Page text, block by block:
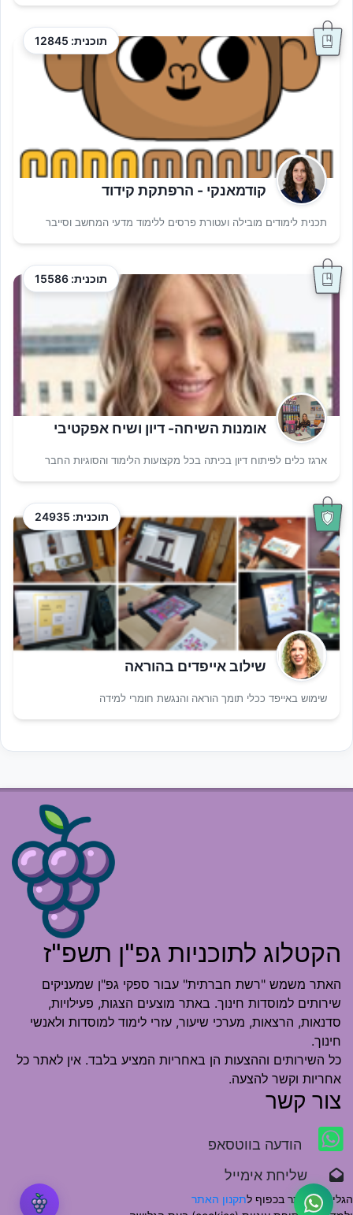
תוכנית: 12845
קודמאנקי - הרפתקת קידוד
תכנית לימודים מובילה ועטורת פרסים ללימוד מדעי המחשב וסייבר
תוכנית: 15586
אומנות השיחה- דיון ושיח אפקטיבי
ארגז כלים לפיתוח דיון בכיתה בכל מקצועות הלימוד והסוגיות החבר
תוכנית: 24935
שילוב אייפדים בהוראה
שימוש באייפד ככלי תומך הוראה והנגשת חומרי למידה
הקטלוג לתוכניות גפ"ן תשפ"ז
האתר משמש "רשת חברתית" עבור ספקי גפ"ן שמעניקים
שירותים למוסדות חינוך. באתר מוצעים הצגות, פעילויות,
סדנאות, הרצאות, מערכי שיעור, עזרי לימוד למוסדות ולאנשי
חינוך.
כל השירותים וההצעות הן באחריות המציע בלבד. אין לאתר כל
אחריות וקשר להצעה.
צור קשר
הודעה בווטסאפ
שליחת אימייל
הגלישה באתר בכפוף לתקנון האתר